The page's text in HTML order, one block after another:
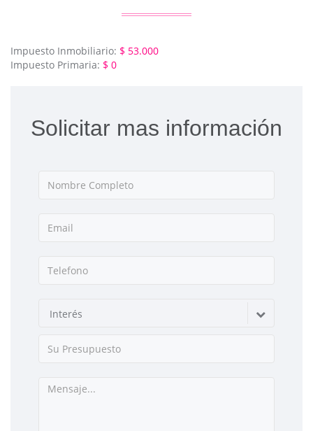
Impuesto Inmobiliario: $ 53.000
Impuesto Primaria: $ 0
Solicitar mas información
Interés